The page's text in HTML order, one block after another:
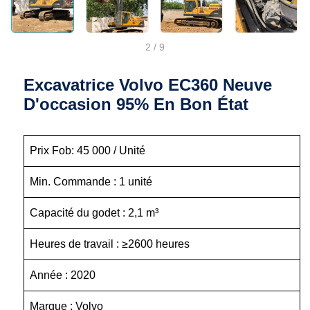
2 / 9
Excavatrice Volvo EC360 Neuve
D'occasion 95% En Bon État
Prix Fob: 45 000 / Unité
Min. Commande : 1 unité
Capacité du godet : 2,1 m³
Heures de travail : ≥2600 heures
Année : 2020
Marque : Volvo